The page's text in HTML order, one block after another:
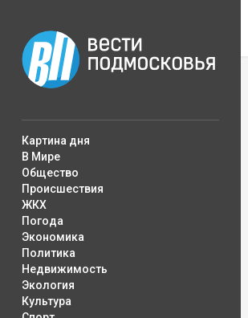
Картина дня
В Мире
Общество
Происшествия
ЖКХ
Погода
Экономика
Политика
Недвижимость
Экология
Культура